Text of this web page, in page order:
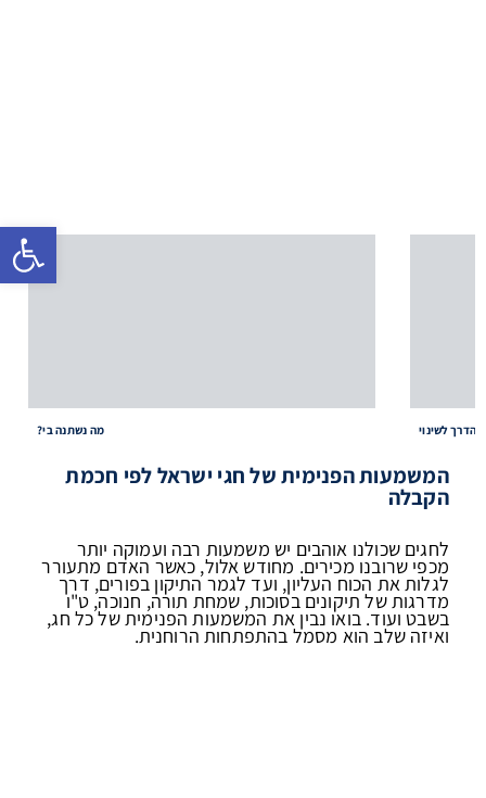
?מה נשתנה בי לשינוי
המשמעות הפנימית של חגי ישראל לפי חכמת
הקבלה
לחגים שכולנו אוהבים יש משמעות רבה ועמוקה יותר
מכפי שרובנו מכירים. מחודש אלול, כאשר האדם מתעורר
לגלות את הכוח העליון, ועד לגמר התיקון בפורים, דרך
מדרגות של תיקונים בסוכות, שמחת תורה, חנוכה, ט"ו
בשבט ועוד. בואו נבין את המשמעות הפנימית של כל חג,
ואיזה שלב הוא מסמל בהתפתחות הרוחנית.
Open toolbar